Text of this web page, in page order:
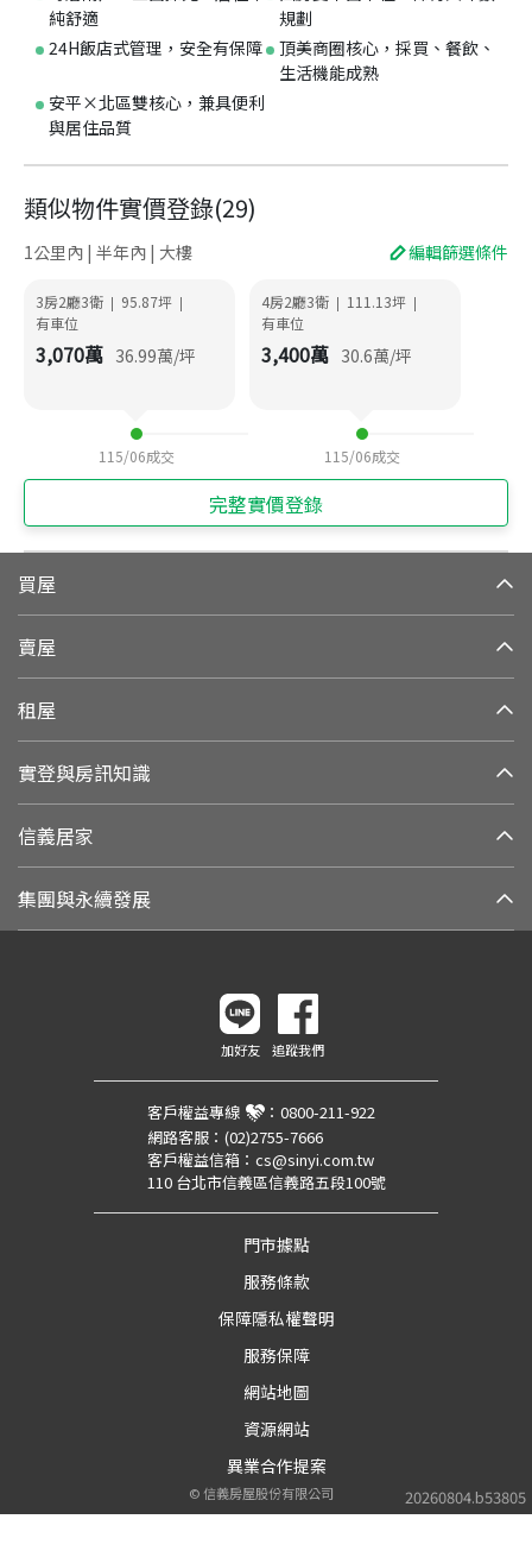
純舒適
規劃
24H飯店式管理，安全有保障
頂美商圈核心，採買、餐飲、
生活機能成熟
安平×北區雙核心，兼具便利
與居住品質
類似物件實價登錄(29)
1公里內 | 半年內 | 大樓 編輯篩選條件
3房2廳3衛 | 95.87坪 |
有車位
3,070萬 36.99萬/坪
115/06成交
4房2廳3衛 | 111.13坪 |
有車位
3,400萬 30.6萬/坪
115/06成交
完整實價登錄
買屋
賣屋
租屋
實登與房訊知識
信義居家
集團與永續發展
20260804.b53805
加好友 追蹤我們
客戶權益專線 ： 0800-211-922
網路客服： (02)2755-7666
客戶權益信箱： cs@sinyi.com.tw
110 台北市信義區信義路五段100號
門市據點
服務條款
保障隱私權聲明
服務保障
網站地圖
資源網站
異業合作提案
©信義房屋股份有限公司